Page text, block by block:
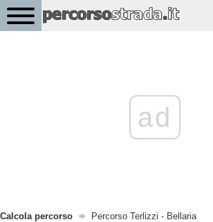
ad
Calcola percorso Percorso Terlizzi - Bellaria